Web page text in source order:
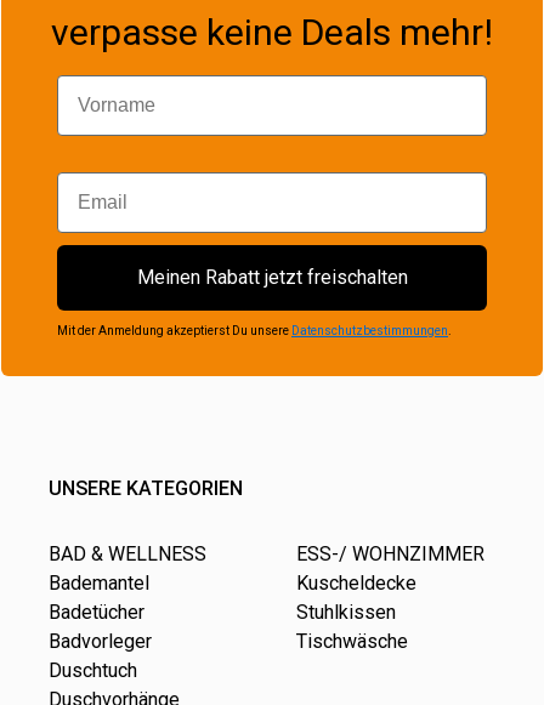
verpasse keine Deals mehr!
Vorname
Email
Meinen Rabatt jetzt freischalten
Mit der Anmeldung akzeptierst Du unsere Datenschutzbestimmungen
UNSERE KATEGORIEN
BAD & WELLNESS
Bademantel
Badetücher
Badvorleger
Duschtuch
Duschvorhänge
ESS-/ WOHNZIMMER
Kuscheldecke
Stuhlkissen
Tischwäsche